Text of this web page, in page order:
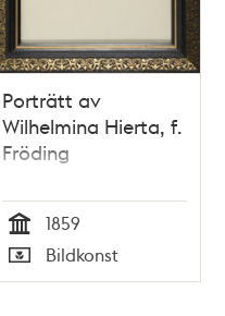
Porträtt av
Wilhelmina Hierta, f.
Fröding
Tid
1859
Typ
Bildkonst